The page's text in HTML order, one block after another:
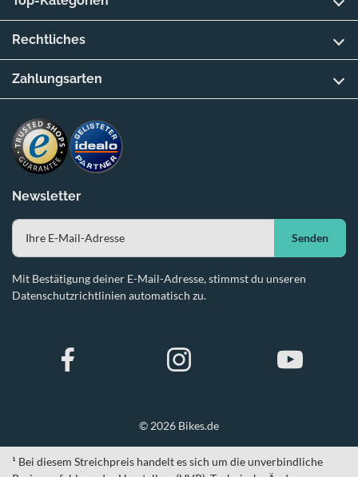
Newsletter
Senden
Mit Bestätigung deiner E-Mail-Adresse, stimmst du unseren
Datenschutzrichtlinien automatisch zu.
Rechtliches
Zahlungsarten
© 2026 Bikes.de
¹ Bei diesem Streichpreis handelt es sich um die unverbindliche